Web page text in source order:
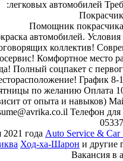
легковых автомобилей
Покрасчик
Помощник покрасчика
автомобилей. Условия
коллектив!
Комфортное место
Полный соцпакет с
График 8-
по желанию Оплата
от опыта и навыков)
Телефон для
2021 года Auto Service & Car
Ход-ха-Шарон и другие
Вакансия в